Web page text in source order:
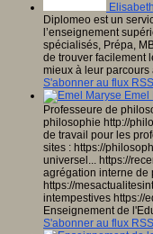
Elisabeth
Diplomeo est un
l’enseignement
spécialisés, Prépa,
de trouver facilement
mieux à leur
S'abonner au flux
Emel
Professeure de
philosophie http://
de travail pour les
sites : https://
universel... https://
agrégation interne de
https://
intempestives https://
Enseignement de
S'abonner au flux